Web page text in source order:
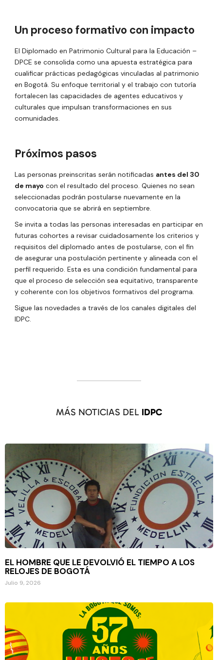
Un proceso formativo con impacto
El Diplomado en Patrimonio Cultural para la Educación –
DPCE se consolida como una apuesta estratégica para
cualificar prácticas pedagógicas vinculadas al patrimonio
en Bogotá. Su enfoque territorial y el trabajo con tutoría
fortalecen las capacidades de agentes educativos y
culturales que impulsan transformaciones en sus
comunidades.
Próximos pasos
Las personas preinscritas serán notificadas antes del 30
de mayo con el resultado del proceso. Quienes no sean
seleccionadas podrán postularse nuevamente en la
convocatoria que se abrirá en septiembre.
Se invita a todas las personas interesadas en participar en
futuras cohortes a revisar cuidadosamente los criterios y
requisitos del diplomado antes de postularse, con el fin
de asegurar una postulación pertinente y alineada con el
perfil requerido. Esta es una condición fundamental para
que el proceso de selección sea equitativo, transparente
y coherente con los objetivos formativos del programa.
Sigue las novedades a través de los canales digitales del
IDPC.
MÁS NOTICIAS DEL IDPC
EL HOMBRE QUE LE DEVOLVIÓ EL TIEMPO A LOS
RELOJES DE BOGOTÁ
Julio 9, 2026